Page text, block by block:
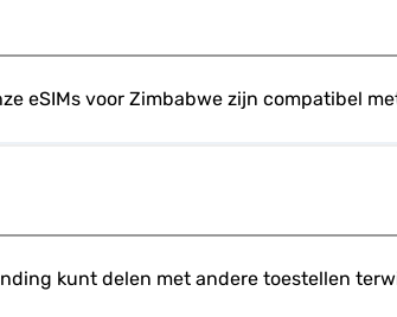
eSIMs voor Zimbabwe zijn compatibel
kunt delen met andere toestellen